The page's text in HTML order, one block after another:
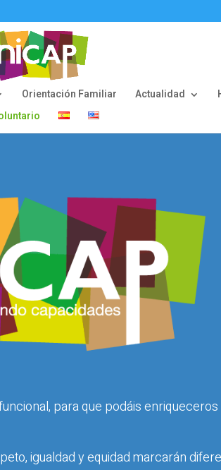
Orientación Familiar Actualidad
para que podáis
igualdad y equidad marcarán